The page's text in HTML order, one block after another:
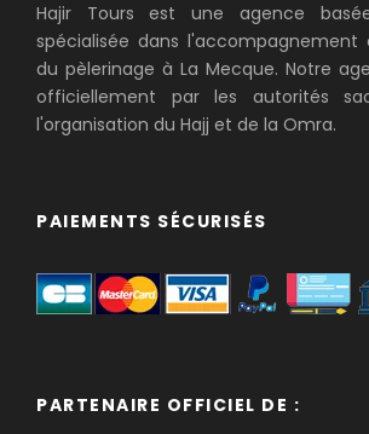
Hajir Tours est une agence
spécialisée dans l'accompagnement
du pèlerinage à La Mecque. Notre
officiellement par les autorités
l'organisation du Hajj et de la Omra.
PAIEMENTS SÉCURISÉS
PARTENAIRE OFFICIEL DE :